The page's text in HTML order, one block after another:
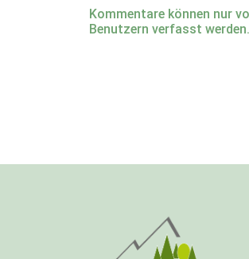
Kommentare können nur
Benutzern verfasst werden.